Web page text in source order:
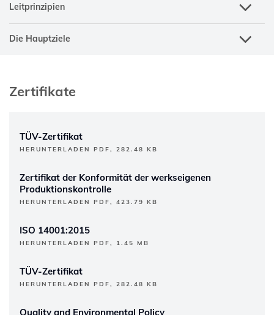
Leitprinzipien
Die Hauptziele
Zertifikate
TÜV-Zertifikat
HERUNTERLADEN PDF, 282.48 KB
Zertifikat der Konformität der werkseigenen
Produktionskontrolle
HERUNTERLADEN PDF, 423.79 KB
ISO 14001:2015
HERUNTERLADEN PDF, 1.45 MB
TÜV-Zertifikat
HERUNTERLADEN PDF, 282.48 KB
Quality and Environmental Policy